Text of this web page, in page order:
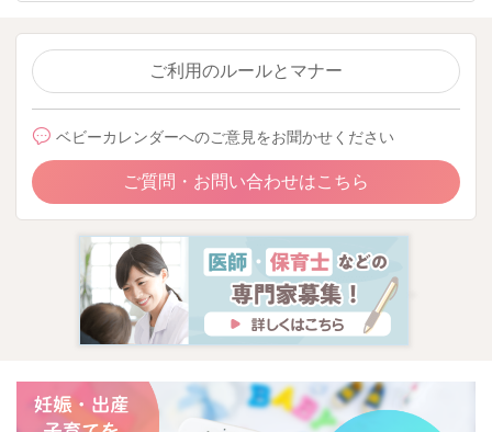
ご利用のルールとマナー
ベビーカレンダーへのご意見をお聞かせください
ご質問・お問い合わせはこちら